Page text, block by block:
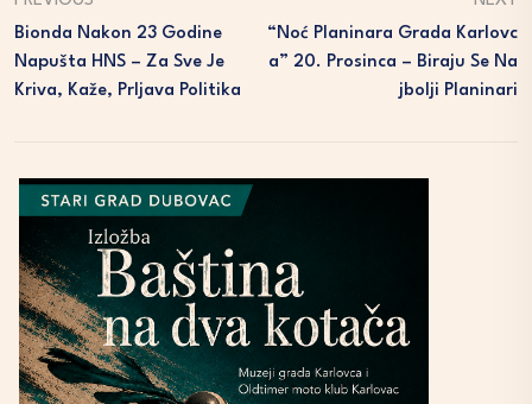
Bionda Nakon 23 Godine
Napušta HNS – Za Sve Je
Kriva, Kaže, Prljava Politika
“Noć Planinara Grada Karlovc
A” 20. Prosinca – Biraju Se Na
Jbolji Planinari